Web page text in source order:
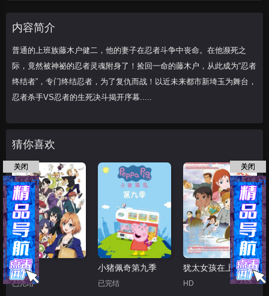
内容简介
普通的上班族藤木户健二，他的妻子在忍者斗争中丧命。在他濒死之
际，竟然被神祕的忍者灵魂附身了！捡回一命的藤木户，从此成为“忍者
终结者”，专门终结忍者，为了复仇而战！以近未来都市新埼玉为舞台，
忍者杀手VS忍者的生死决斗揭开序幕.....
猜你喜欢
白箱
已完结
小猪佩奇第九季
已完结
犹太女孩在上海
HD
关闭 关闭